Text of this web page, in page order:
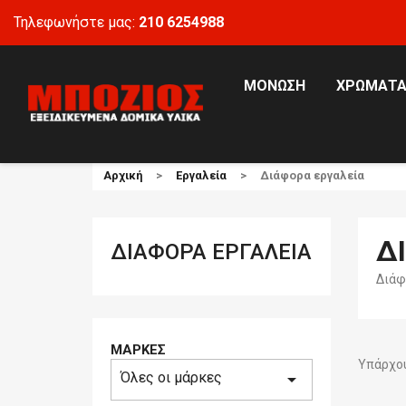
Τηλεφωνήστε μας: 210 6254988
ΜΌΝΩΣΗ ΧΡΏΜΑΤΑ
Αρχική Εργαλεία Διάφορα εργαλεία
ΔΙΆΦΟΡΑ ΕΡΓΑΛΕΊΑ
ΜΆΡΚΕΣ
Όλες οι μάρκες arrow_drop_down